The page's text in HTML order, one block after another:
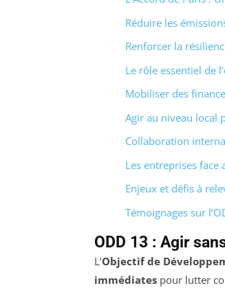
Réduire les
Renforcer la
Le rôle essentiel de
Mobiliser des
Agir au niveau local
Collaboration
Les entreprises
Enjeux et défis à
Témoignages sur
ODD 13 : Agir
L’Objectif de
immédiates pour lutter